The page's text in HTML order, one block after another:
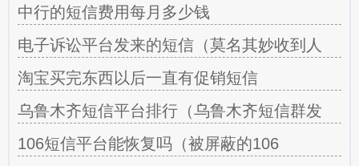
中行的短信费用每月多少钱
电子诉讼平台发来的短信（莫名其妙收到人
淘宝买完东西以后一直有促销短信
乌鲁木齐短信平台排行（乌鲁木齐短信群发
106短信平台能恢复吗（被屏蔽的106